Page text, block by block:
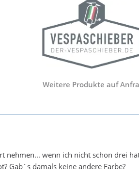
Weitere Produkte auf
nehmen... wenn ich nicht schon drei
Gab´s damals keine andere Farbe?